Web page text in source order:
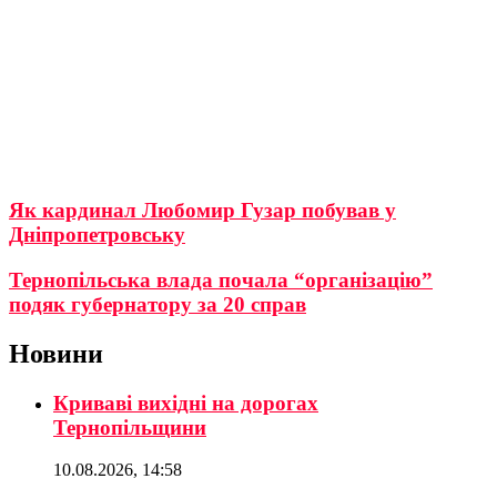
Як кардинал Любомир Гузар побував у
Дніпропетровську
Тернопільська влада почала “організацію”
подяк губернатору за 20 справ
Новини
Криваві вихідні на дорогах
Тернопільщини
10.08.2026, 14:58